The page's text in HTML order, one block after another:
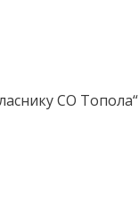
СО